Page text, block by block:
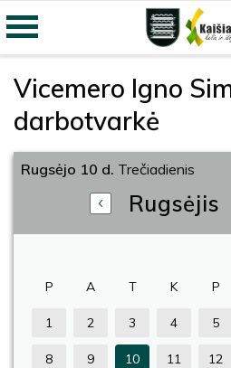
Vicemero Igno
darbotvarkė
Rugsėjo 10 d. Trečiadienis
Rugsėjis
P A T K P
1 2 3 4 5
8 9 10 11 12